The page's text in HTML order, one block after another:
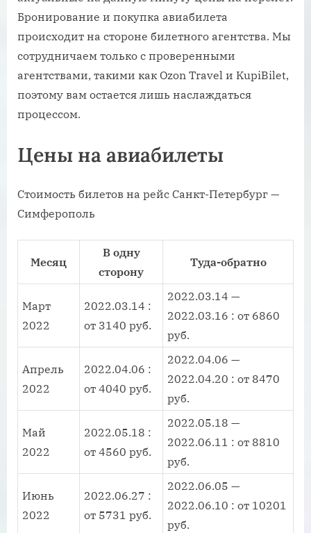
Бронирование и покупка авиабилета
происходит на стороне билетного агентства. Мы
сотрудничаем только с проверенными
агентствами, такими как Ozon Travel и KupiBilet,
поэтому вам остается лишь наслаждаться
процессом.
Цены на авиабилеты
Стоимость билетов на рейс Санкт-Петербург —
Симферополь
Месяц
В одну
сторону
Туда-обратно
Март
2022
2022.03.14 :
от 3140 руб.
2022.03.14 —
2022.03.16 : от 6860
руб.
Апрель
2022
2022.04.06 :
от 4040 руб.
2022.04.06 —
2022.04.20 : от 8470
руб.
Май
2022
2022.05.18 :
от 4560 руб.
2022.05.18 —
2022.06.11 : от 8810
руб.
Июнь
2022
2022.06.27 :
от 5731 руб.
2022.06.05 —
2022.06.10 : от 10201
руб.